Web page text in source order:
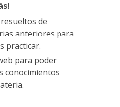
de
anteriores para
practicar.
para poder
conocimientos